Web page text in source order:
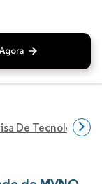
De Tecnologia,